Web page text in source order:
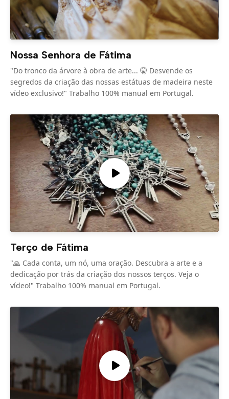
Nossa Senhora de Fátima
"Do tronco da árvore à obra de arte... 🤫 Desvende os
segredos da criação das nossas estátuas de madeira neste
vídeo exclusivo!" Trabalho 100% manual em Portugal.
Terço de Fátima
"🙏 Cada conta, um nó, uma oração. Descubra a arte e a
dedicação por trás da criação dos nossos terços. Veja o
vídeo!" Trabalho 100% manual em Portugal.